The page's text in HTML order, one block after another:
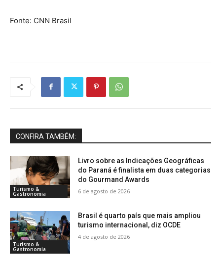
Fonte: CNN Brasil
CONFIRA TAMBÉM:
Turismo &
Gastronomia
Livro sobre as Indicações Geográficas
do Paraná é finalista em duas categorias
do Gourmand Awards
6 de agosto de 2026
Turismo &
Gastronomia
Brasil é quarto país que mais ampliou
turismo internacional, diz OCDE
4 de agosto de 2026